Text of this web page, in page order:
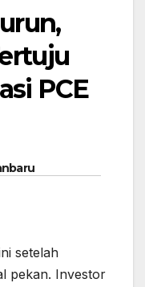
PCE
setelah
pekan. Investor